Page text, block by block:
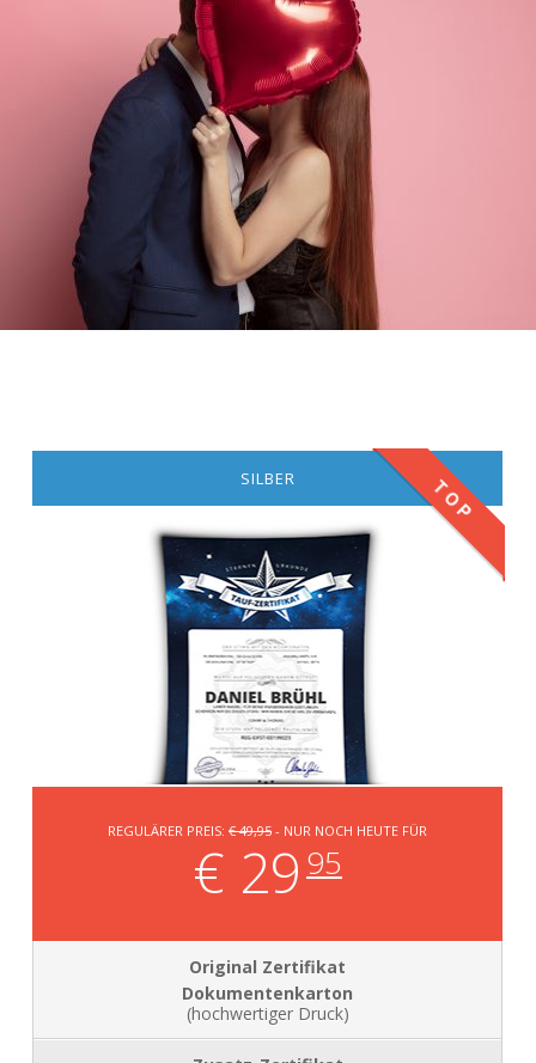
SILBER
REGULÄRER PREIS: € 49,95 - NUR NOCH HEUTE FÜR
€ 29 95
TOP
Dokumentenkarton
(hochwertiger Druck)